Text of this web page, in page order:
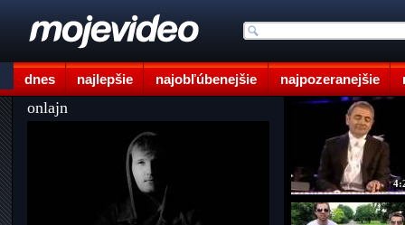
dnes najlepšie najobľúbenejšie najpozeranejšie
onlajn